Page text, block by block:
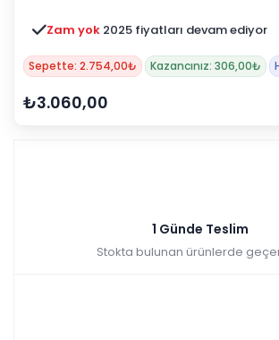
Zam yok 2025 fiyatları devam ediyor
Sepette: 2.754,00₺ Kazancınız: 306,00₺
₺3.060,00
1 Günde Teslim
Stokta bulunan ürünlerde